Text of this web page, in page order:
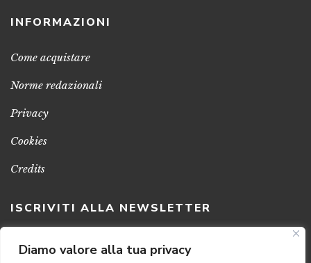
Diamo valore alla tua privacy
INFORMAZIONI
Come acquistare
Norme redazionali
Privacy
Cookies
Credits
ISCRIVITI ALLA NEWSLETTER
Clicca sul pulsante per ricevere le nostre ultime novità,
notizie e promozioni